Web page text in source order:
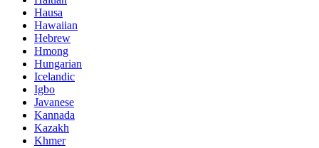
Hausa
Hawaiian
Hebrew
Hmong
Hungarian
Icelandic
Igbo
Javanese
Kannada
Kazakh
Khmer